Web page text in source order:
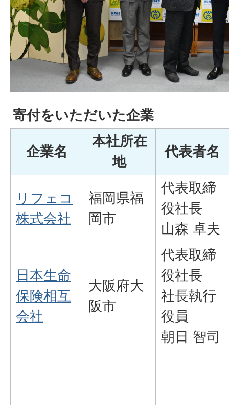
寄付をいただいた企業
企業名
本社所在
地
代表者名
リフェコ
株式会社
福岡県福
岡市
代表取締
役社長
山森 卓夫
日本生命
保険相互
会社
大阪府大
阪市
代表取締
役社長
社長執行
役員
朝日 智司